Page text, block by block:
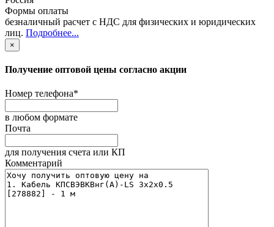
Формы оплаты
безналичный расчет с НДС для физических и юридических
лиц. Подробнее...
×
Получение оптовой цены согласно акции
Номер телефона*
в любом формате
Почта
для получения счета или КП
Комментарий